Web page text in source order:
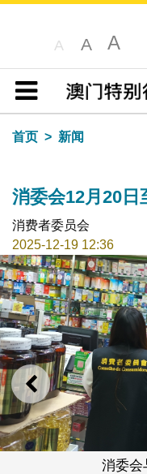
A A A
目录
首页
新闻
消委会12月20日
消费者委员会
2025-12-19 12:36
上一则
消委会